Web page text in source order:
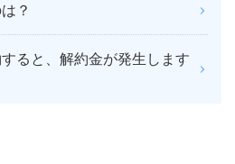
？
ると、解約金が発生します